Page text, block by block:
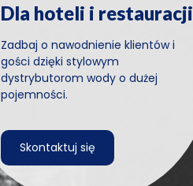
Dla hoteli i restauracji
Zadbaj o nawodnienie klientów i
gości dzięki stylowym
dystrybutorom wody o dużej
pojemności.
Skontaktuj się